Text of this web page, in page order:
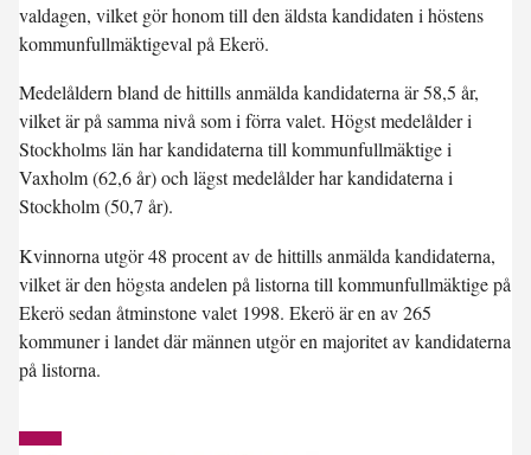
valdagen, vilket gör honom till den äldsta kandidaten i höstens
kommunfullmäktigeval på Ekerö.
Medelåldern bland de hittills anmälda kandidaterna är 58,5 år,
vilket är på samma nivå som i förra valet. Högst medelålder i
Stockholms län har kandidaterna till kommunfullmäktige i
Vaxholm (62,6 år) och lägst medelålder har kandidaterna i
Stockholm (50,7 år).
Kvinnorna utgör 48 procent av de hittills anmälda kandidaterna,
vilket är den högsta andelen på listorna till kommunfullmäktige på
Ekerö sedan åtminstone valet 1998. Ekerö är en av 265
kommuner i landet där männen utgör en majoritet av kandidaterna
på listorna.